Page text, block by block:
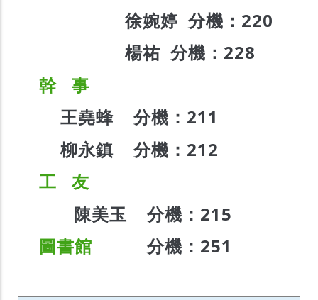
徐婉婷 分機：220
楊祐 分機：228
幹 事
王堯蜂
分機：211
柳永鎮 分機：212
工 友
陳美玉
分機：215
圖書館
分機：251